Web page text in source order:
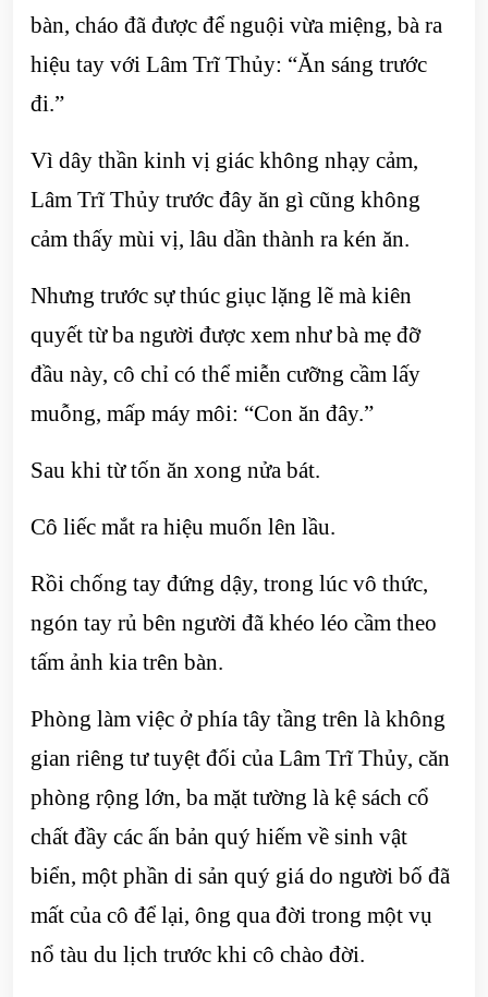
bàn, cháo đã được để nguội vừa miệng, bà ra
hiệu tay với Lâm Trĩ Thủy: “Ăn sáng trước
đi.”
Vì dây thần kinh vị giác không nhạy cảm,
Lâm Trĩ Thủy trước đây ăn gì cũng không
cảm thấy mùi vị, lâu dần thành ra kén ăn.
Nhưng trước sự thúc giục lặng lẽ mà kiên
quyết từ ba người được xem như bà mẹ đỡ
đầu này, cô chỉ có thể miễn cưỡng cầm lấy
muỗng, mấp máy môi: “Con ăn đây.”
Sau khi từ tốn ăn xong nửa bát.
Cô liếc mắt ra hiệu muốn lên lầu.
Rồi chống tay đứng dậy, trong lúc vô thức,
ngón tay rủ bên người đã khéo léo cầm theo
tấm ảnh kia trên bàn.
Phòng làm việc ở phía tây tầng trên là không
gian riêng tư tuyệt đối của Lâm Trĩ Thủy, căn
phòng rộng lớn, ba mặt tường là kệ sách cổ
chất đầy các ấn bản quý hiếm về sinh vật
biển, một phần di sản quý giá do người bố đã
mất của cô để lại, ông qua đời trong một vụ
nổ tàu du lịch trước khi cô chào đời.